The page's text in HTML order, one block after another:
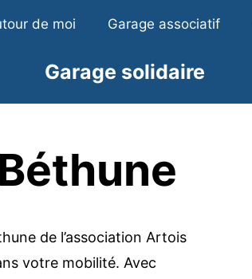
de moi Garage associatif
Garage solidaire
de l’association Artois
votre mobilité. Avec